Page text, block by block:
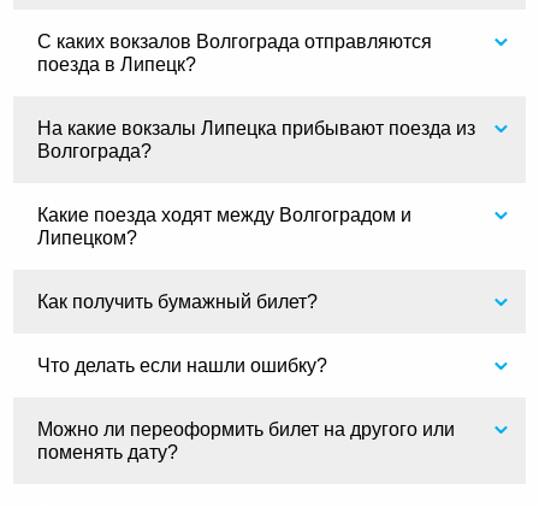
С каких вокзалов Волгограда отправляются
поезда в Липецк?
На какие вокзалы Липецка прибывают поезда из
Волгограда?
Какие поезда ходят между Волгоградом и
Липецком?
Как получить бумажный билет?
Что делать если нашли ошибку?
Можно ли переоформить билет на другого или
поменять дату?